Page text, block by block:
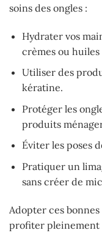
soins des ongles :
Hydrater vos
crèmes ou huiles
Utiliser des
kératine.
Protéger les
produits
Éviter les poses
Pratiquer un
sans créer de
Adopter ces
profiter pleinement